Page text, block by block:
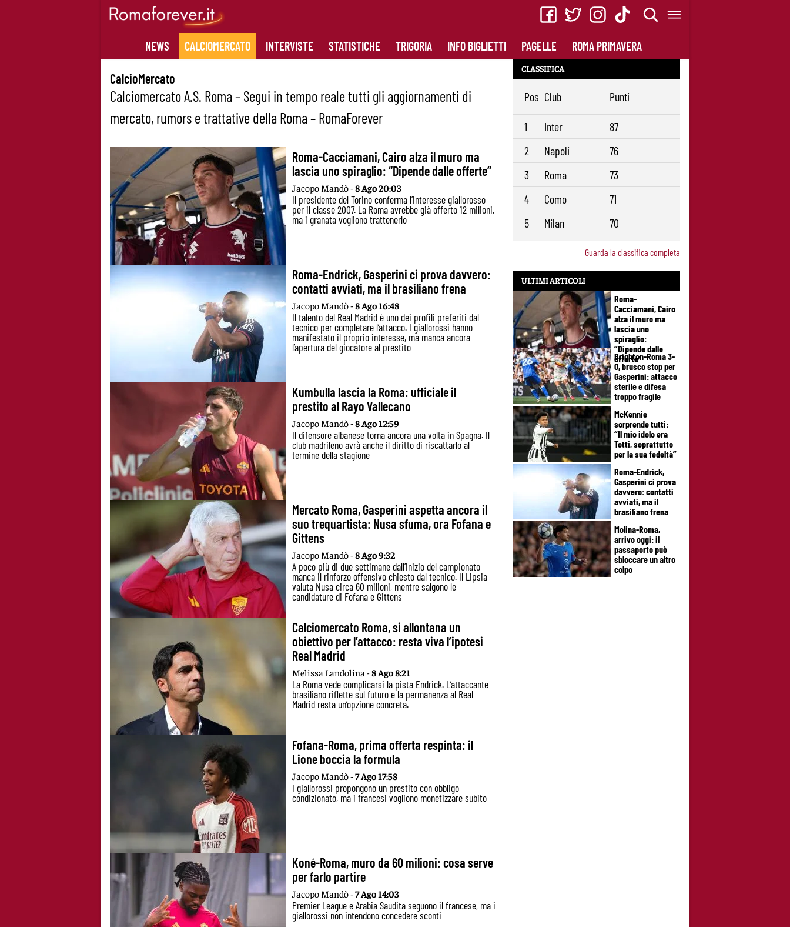
NEWS CALCIOMERCATO INTERVISTE STATISTICHE TRIGORIA INFO BIGLIETTI PAGELLE ROMA PRIMAVERA
CalcioMercato
Calciomercato A.S. Roma – Segui in tempo reale tutti gli aggiornamenti di
mercato, rumors e trattative della Roma – RomaForever
Roma-Cacciamani, Cairo alza il muro ma
lascia uno spiraglio: “Dipende dalle offerte”
Jacopo Mandò -8 Ago 20:03
Il presidente del Torino conferma l’interesse giallorosso
per il classe 2007. La Roma avrebbe già offerto 12 milioni,
ma i granata vogliono trattenerlo
Roma-Endrick, Gasperini ci prova davvero:
contatti avviati, ma il brasiliano frena
Jacopo Mandò -8 Ago 16:48
Il talento del Real Madrid è uno dei profili preferiti dal
tecnico per completare l’attacco. I giallorossi hanno
manifestato il proprio interesse, ma manca ancora
l’apertura del giocatore al prestito
Kumbulla lascia la Roma: ufficiale il
prestito al Rayo Vallecano
Jacopo Mandò -8 Ago 12:59
Il difensore albanese torna ancora una volta in Spagna. Il
club madrileno avrà anche il diritto di riscattarlo al
termine della stagione
Mercato Roma, Gasperini aspetta ancora il
suo trequartista: Nusa sfuma, ora Fofana e
Gittens
Jacopo Mandò -8 Ago 9:32
A poco più di due settimane dall’inizio del campionato
manca il rinforzo offensivo chiesto dal tecnico. Il Lipsia
valuta Nusa circa 60 milioni, mentre salgono le
candidature di Fofana e Gittens
Calciomercato Roma, si allontana un
obiettivo per l’attacco: resta viva l’ipotesi
Real Madrid
Melissa Landolina -8 Ago 8:21
La Roma vede complicarsi la pista Endrick. L’attaccante
brasiliano riflette sul futuro e la permanenza al Real
Madrid resta un’opzione concreta.
Fofana-Roma, prima offerta respinta: il
Lione boccia la formula
Jacopo Mandò -7 Ago 17:58
I giallorossi propongono un prestito con obbligo
condizionato, ma i francesi vogliono monetizzare subito
Koné-Roma, muro da 60 milioni: cosa serve
per farlo partire
Jacopo Mandò -7 Ago 14:03
Premier League e Arabia Saudita seguono il francese, ma i
giallorossi non intendono concedere sconti
CLASSIFICA
Pos Club Punti
1 Inter
87
2
Napoli
76
3
Roma
73
4
Como
71
5
Milan 70
Guarda la classifica completa
ULTIMI ARTICOLI
Roma-
Cacciamani, Cairo
alza il muro ma
lascia uno
spiraglio:
“Dipende dalle
offerte”
Brighton-Roma 3-
0, brusco stop per
Gasperini: attacco
sterile e difesa
troppo fragile
McKennie
sorprende tutti:
“Il mio idolo era
Totti, soprattutto
per la sua fedeltà”
Roma-Endrick,
Gasperini ci prova
davvero: contatti
avviati, ma il
brasiliano frena
Molina-Roma,
arrivo oggi: il
passaporto può
sbloccare un altro
colpo